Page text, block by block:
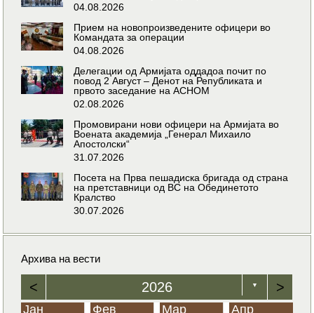
04.08.2026
Прием на новопроизведените офицери во
Командата за операции
04.08.2026
Делегации од Армијата оддадоа почит по
повод 2 Август – Денот на Републиката и
првото заседание на АСНОМ
02.08.2026
Промовирани нови офицери на Армијата во
Воената академија „Генерал Михаило
Апостолски“
31.07.2026
Посета на Прва пешадиска бригада од страна
на претставници од ВС на Обединетото
Кралство
30.07.2026
Архива на вести
< 2026 ▼ >
Јан Фев Мар Апр